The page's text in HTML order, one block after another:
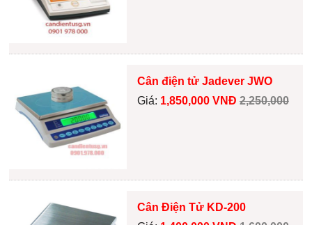
Cân điện tử Jadever JWO
Giá: 1,850,000 VNĐ 2,250,000
Cân Điện Tử KD-200